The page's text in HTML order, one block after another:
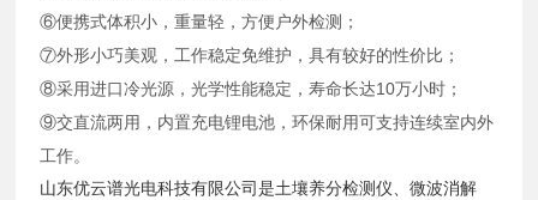
⑥便携式体积小，重量轻，方便户外检测；
⑦外形小巧美观，工作稳定免维护，具有较好的性价比；
⑧采用进口冷光源，光学性能稳定，寿命长达10万小时；
⑨交直流两用，内置充电锂电池，环保耐用可支持连续室内外
工作。
山东优云谱光电科技有限公司是土壤养分检测仪、微波消解